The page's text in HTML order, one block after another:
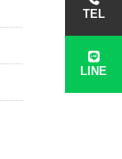
TEL
LINE